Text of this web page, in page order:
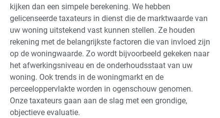
kijken dan een simpele berekening. We hebben
gelicenseerde taxateurs in dienst die de marktwaarde van
uw woning uitstekend vast kunnen stellen. Ze houden
rekening met de belangrijkste factoren die van invloed zijn
op de woningwaarde. Zo wordt bijvoorbeeld gekeken naar
het afwerkingsniveau en de onderhoudsstaat van uw
woning. Ook trends in de woningmarkt en de
perceeloppervlakte worden in ogenschouw genomen.
Onze taxateurs gaan aan de slag met een grondige,
objectieve evaluatie.